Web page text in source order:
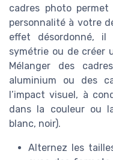
cadres photo
personnalité à votre
effet désordonné,
symétrie ou de créer
Mélanger des
aluminium ou des
l’impact visuel, à
dans la couleur ou
blanc, noir).
Alternez les